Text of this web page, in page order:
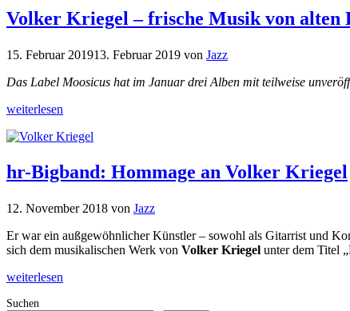
Volker Kriegel – frische Musik von alten
15. Februar 201913. Februar 2019 von Jazz
Das Label Moosicus hat im Januar drei Alben mit teilweise
weiterlesen
hr-Bigband: Hommage an Volker Kriegel
12. November 2018 von Jazz
Er war ein außgewöhnlicher Künstler – sowohl als Gitarrist und
sich dem musikalischen Werk von Volker Kriegel unter dem Titel
weiterlesen
Suchen